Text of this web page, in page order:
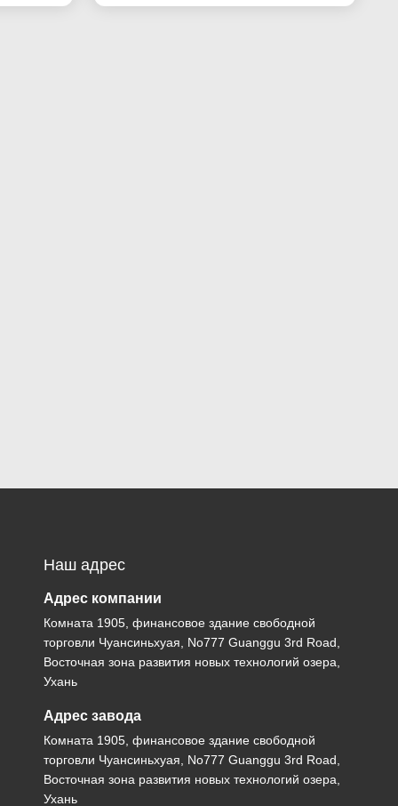
Наш адрес
Адрес компании
Комната 1905, финансовое здание свободной
торговли Чуансиньхуая, No777 Guanggu 3rd Road,
Восточная зона развития новых технологий озера,
Ухань
Адрес завода
Комната 1905, финансовое здание свободной
торговли Чуансиньхуая, No777 Guanggu 3rd Road,
Восточная зона развития новых технологий озера,
Ухань